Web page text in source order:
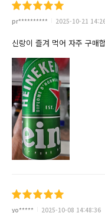
pr********** 2025-10-21
신랑이 즐겨 먹어 자주 구매
yo***** 2025-10-08 14:48:36